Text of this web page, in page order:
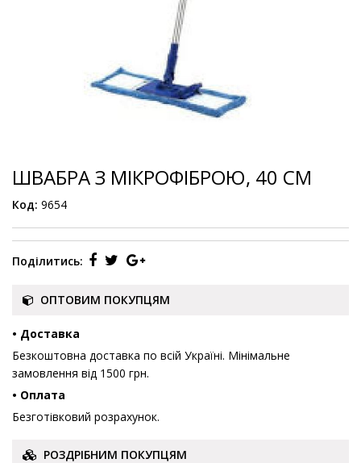
ШВАБРА З МІКРОФІБРОЮ, 40 СМ
Код: 9654
Поділитись:
ОПТОВИМ ПОКУПЦЯМ
• Доставка
Безкоштовна доставка по всій Україні. Мінімальне
замовлення від 1500 грн.
• Оплата
Безготівковий розрахунок.
РОЗДРІБНИМ ПОКУПЦЯМ